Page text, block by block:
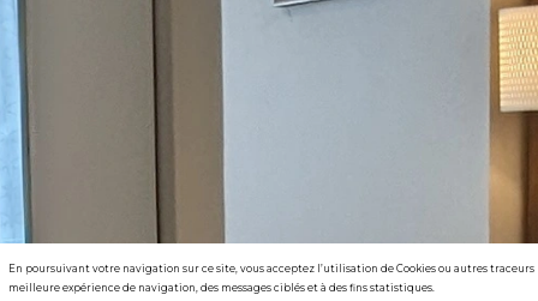
En poursuivant votre navigation sur ce site, vous acceptez l’utilisation de Cookies ou autres traceurs
meilleure expérience de navigation, des messages ciblés et à des fins statistiques.